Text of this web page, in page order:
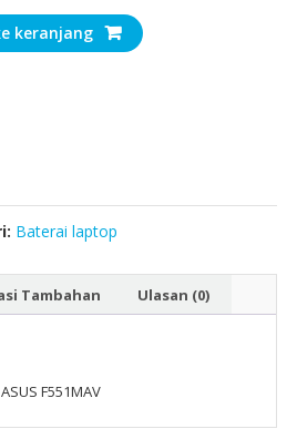
keranjang
Baterai laptop
Tambahan Ulasan (0)
F551MAV